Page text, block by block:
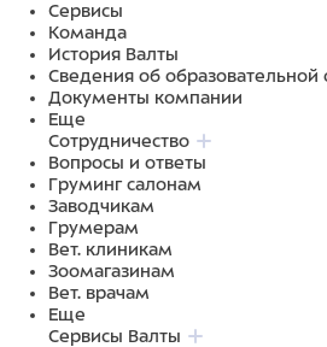
Сервисы
Команда
История Валты
Сведения об образовательной
Документы компании
Еще
Сотрудничество
Вопросы и ответы
Груминг салонам
Заводчикам
Грумерам
Вет. клиникам
Зоомагазинам
Вет. врачам
Еще
Сервисы Валты